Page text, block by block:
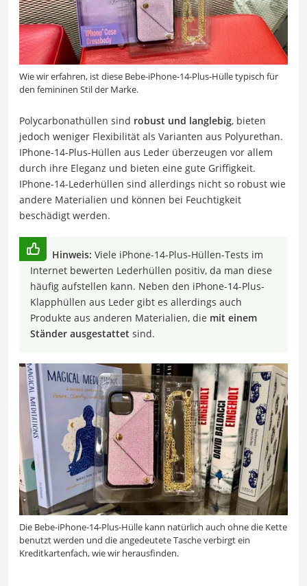
Wie wir erfahren, ist diese Bebe-iPhone-14-Plus-Hülle typisch für
den femininen Stil der Marke.
Polycarbonathüllen sind robust und langlebig, bieten
jedoch weniger Flexibilität als Varianten aus Polyurethan.
IPhone-14-Plus-Hüllen aus Leder überzeugen vor allem
durch ihre Eleganz und bieten eine gute Griffigkeit.
IPhone-14-Lederhüllen sind allerdings nicht so robust wie
andere Materialien und können bei Feuchtigkeit
beschädigt werden.
Hinweis: Viele iPhone-14-Plus-Hüllen-Tests im
Internet bewerten Lederhüllen positiv, da man diese
häufig aufstellen kann. Neben den iPhone-14-Plus-
Klapphüllen aus Leder gibt es allerdings auch
Produkte aus anderen Materialien, die mit einem
Ständer ausgestattet sind.
Die Bebe-iPhone-14-Plus-Hülle kann natürlich auch ohne die Kette
benutzt werden und die angedeutete Tasche verbirgt ein
Kreditkartenfach, wie wir herausfinden.